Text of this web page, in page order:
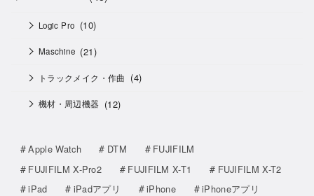
Logic Pro (10)
Maschine (21)
トラックメイク・作曲 (4)
機材・周辺機器 (12)
Apple Watch DTM
FUJIFILM
FUJIFILM X-Pro2
FUJIFILM X-T1
FUJIFILM X-T2
iPad
iPadアプリ iPhone
iPhoneアプリ